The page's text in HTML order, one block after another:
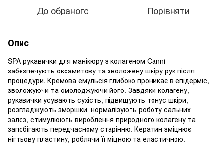
До обраного Порівняти
Опис
SPA-рукавички для манікюру з колагеном Canni
забезпечують оксамитову та зволожену шкіру рук після
процедури. Кремова емульсія глибоко проникає в епідерміс,
зволожуючи та омолоджуючи його. Завдяки колагену,
рукавички усувають сухість, підвищують тонус шкіри,
розгладжують зморшки, нормалізують роботу сальних
залоз, стимулюють вироблення природного колагену та
запобігають передчасному старінню. Кератин зміцнює
нігтьову пластину, роблячи її міцною та еластичною.